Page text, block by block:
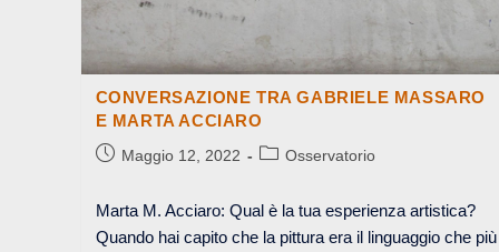
CONVERSAZIONE TRA GABRIELE MASSARO
E MARTA ACCIARO
ArticoloMaggio 12, 2022
Categoria
Osservatorio
Marta M. Acciaro: Qual è la tua esperienza artistica?
Quando hai capito che la pittura era il linguaggio che più